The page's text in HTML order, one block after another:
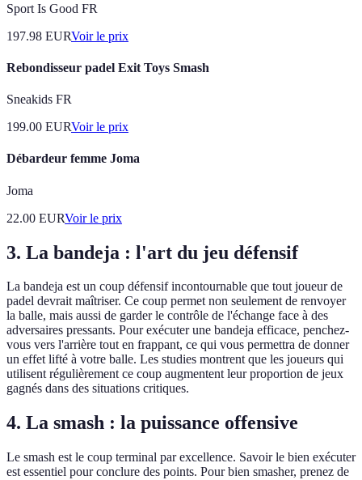
Sport Is Good FR
197.98 EURVoir le prix
Rebondisseur padel Exit Toys Smash
Sneakids FR
199.00 EURVoir le prix
Débardeur femme Joma
Joma
22.00 EURVoir le prix
3. La bandeja : l'art du jeu défensif
La bandeja est un coup défensif incontournable que tout joueur de
padel devrait maîtriser. Ce coup permet non seulement de renvoyer
la balle, mais aussi de garder le contrôle de l'échange face à des
adversaires pressants. Pour exécuter une bandeja efficace, penchez-
vous vers l'arrière tout en frappant, ce qui vous permettra de donner
un effet lifté à votre balle. Les studies montrent que les joueurs qui
utilisent régulièrement ce coup augmentent leur proportion de jeux
gagnés dans des situations critiques.
4. La smash : la puissance offensive
Le smash est le coup terminal par excellence. Savoir le bien exécuter
est essentiel pour conclure des points. Pour bien smasher, prenez de